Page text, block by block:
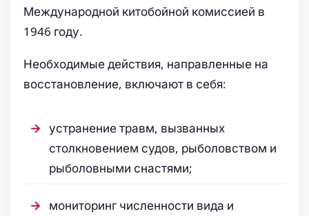
Международной китобойной комиссией в
1946 году.
Необходимые действия, направленные на
восстановление, включают в себя:
устранение травм, вызванных
столкновением судов, рыболовством и
рыболовными снастями;
мониторинг численности вида и